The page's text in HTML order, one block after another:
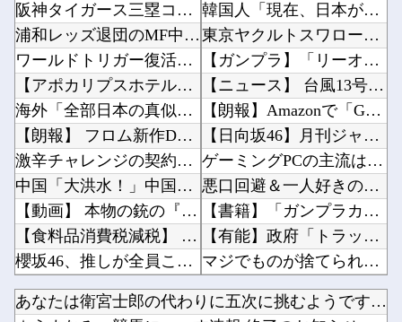
阪神タイガース三塁コーチ田中秀太、辞任要請
浦和レッズ退団のMF中島翔哉がポルトガル2部ポルティモネンセ加入決定 4年ぶりの古巣復帰に
ワールドトリガー復活について。
【アポカリプスホテル】 第5話 感想 わがままボディを手に入れた
海外「全部日本の真似だったのか…」 日本の普通のテレビ番組が最新SNSの数十年先を行ってい...
【朗報】 フロム新作Duskbloods、ネットワークテストキタ━━━━(゜∀゜)━━━━...
激辛チャレンジの契約書にサインし、チャレンジしたらとんでもない事態になった。救急車運ばれ胃...
中国「大洪水！」中国ダム「決壊」地元民「公式発表より死者多い！」中国政府「住民拘束！（安否...
【動画】 本物の銃の『弾道』がよく分かる動画まとめがコチラｗｗｗ！！
【食料品消費税減税】 政府が基本方針決定 来年4月から2年間1％に8月5日
櫻坂46、推しが全員これだとガチでキツい説
【にじ甲2026】 熱狂！にじさんじ甲子園2026#9！主催陣の心からの「助かる〜〜〜」草
オランダ人「至宝を手にした」佐野航大、オランダ王者PSV移籍が決定的に！口頭合意報道で現地...
韓国人「現在、日本が密かに韓国からパクっているものがこちら…」→「これは言い訳できないｗｗ...
東京ヤクルトスワローズ月別勝率、限界突破ｗｗｗｗｗｗｗｗｗｗｗｗｗｗｗｗｗｗｗｗｗｗｗｗｗ...
【ガンプラ】「リーオーショック」から8年！何が凄かったの？他
【ニュース】 台風13号、迷走・・・他
【朗報】Amazonで「GANTZ」が全巻100円ｗｗｗｗｗｗｗｗｗｗ他
【日向坂46】月刊ジャイアンツ公式、重大告知！他
ゲーミングPCの主流はVRAM 8GBから16GBに。Steam調査でシェア逆転他
悪口回避＆一人好きの私、同僚から「自サバ女かと思ってた」と言われモヤモヤ…「全然違った～」...
【書籍】「ガンプラカタログ2026 GWXメモリアル編」【予約開始】他
【有能】政府「トラックはサービスエリア利用有料化すればサボらず走るし流問題解決じゃね？」他
マジでものが捨てられないオタクなんだが他
【悲報】TBS、番組でAI生成絵を使用してしまう他
【にじさんじ】間違いなく過去最高レベルの傾き他
あなたは衛宮士郎の代わりに五次に挑むようです 第411話